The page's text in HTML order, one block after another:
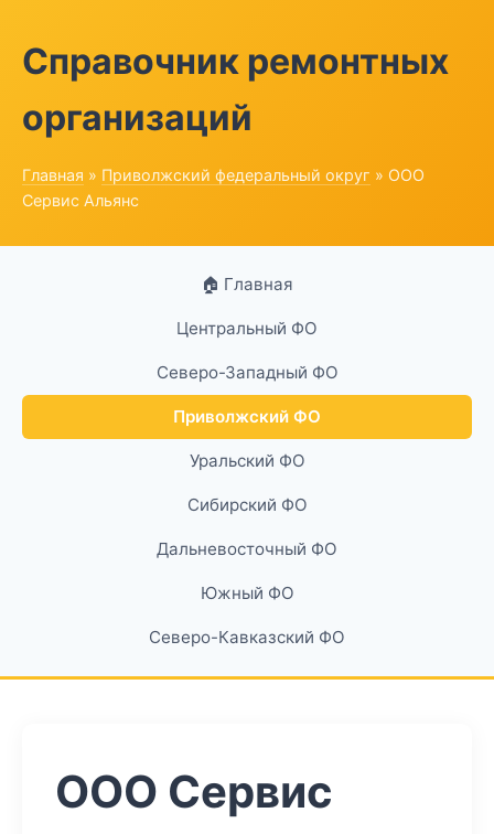
Справочник ремонтных
организаций
Главная » Приволжский федеральный округ » ООО
Сервис Альянс
🏠 Главная
Центральный ФО
Северо-Западный ФО
Приволжский ФО
Уральский ФО
Сибирский ФО
Дальневосточный ФО
Южный ФО
Северо-Кавказский ФО
ООО Сервис